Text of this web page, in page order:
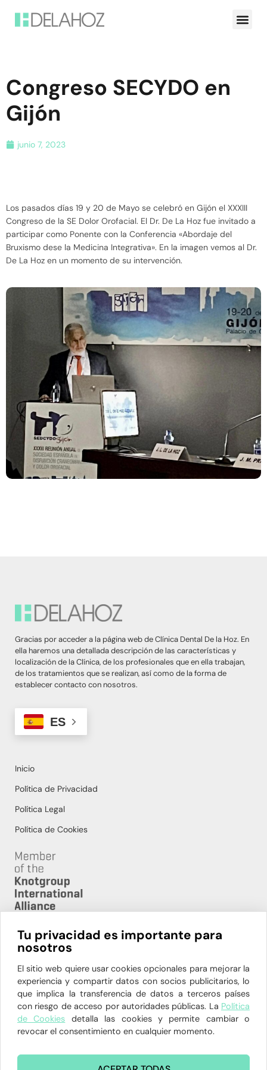
Congreso SECYDO en
Gijón
junio 7, 2023
Los pasados días 19 y 20 de Mayo se celebró en Gijón el XXXIII
Congreso de la SE Dolor Orofacial. El Dr. De La Hoz fue invitado a
participar como Ponente con la Conferencia «Abordaje del
Bruxismo dese la Medicina Integrativa». En la imagen vemos al Dr.
De La Hoz en un momento de su intervención.
Gracias por acceder a la página web de Clínica Dental De la Hoz. En
ella haremos una detallada descripción de las características y
localización de la Clínica, de los profesionales que en ella trabajan,
de los tratamientos que se realizan, así como de la forma de
establecer contacto con nosotros.
ES
Inicio
Política de Privacidad
Política Legal
Política de Cookies
HORARIO:
L-V 08:00h – 20:00h
91 564 94 81 – 629 904 862
P.º de La Habana, 12, 28036 Madrid
administracion@clinicadelahoz.com
Tu privacidad es importante para
nosotros
El sitio web quiere usar cookies opcionales para mejorar la
experiencia y compartir datos con socios publicitarios, lo
que implica la transferencia de datos a terceros países
con riesgo de acceso por autoridades públicas. La Política
de Cookies detalla las cookies y permite cambiar o
revocar el consentimiento en cualquier momento.